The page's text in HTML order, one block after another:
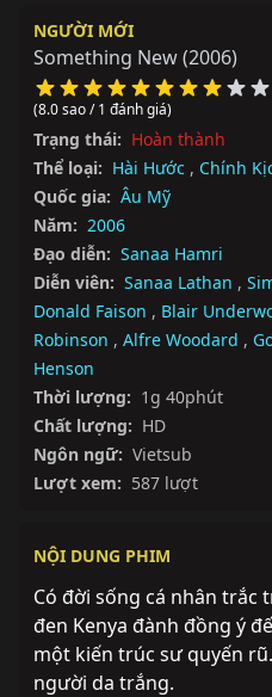
NGƯỜI MỚI
Something New(2006)
(8.0 sao / 1 đánh giá)
Trạng thái: Hoàn thành
Thể loại: Hài Hước , Chính
Quốc gia: Âu Mỹ
Năm: 2006
Đạo diễn: Sanaa Hamri
Diễn viên: Sanaa Lathan ,
Donald Faison , Blair
Robinson , Alfre Woodard ,
Henson
Thời lượng: 1g 40phút
Chất lượng: HD
Ngôn ngữ: Vietsub
Lượt xem: 587 lượt
NỘI DUNG PHIM
Có đời sống cá nhân trắc
đen Kenya đành đồng ý
một kiến trúc sư quyến
người da trắng.